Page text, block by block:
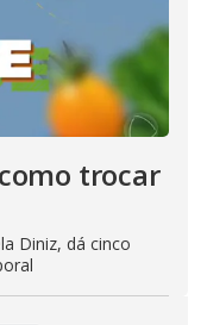
trocar
Diniz, dá cinco